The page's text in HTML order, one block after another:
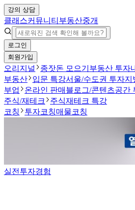
강의 상담
클래스커뮤니티 부동산중개
로그인
회원가입
오리지널 종잣돈 모으기 부동산 투자
부동산
입문 특강서울/수도권 투자지
부업
온라인 판매 블로그/콘텐츠공간
주식/재테크
주식재테크 특강
코칭
투자코칭매물코칭
실전투자경험